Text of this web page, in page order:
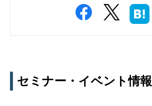
セミナー・イベント情報